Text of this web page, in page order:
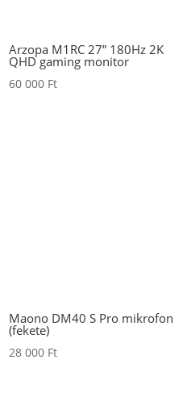
Arzopa M1RC 27” 180Hz 2K
QHD gaming monitor
60 000 Ft
Maono DM40 S Pro mikrofon
(fekete)
28 000 Ft